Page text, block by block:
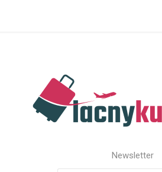
Newsletter